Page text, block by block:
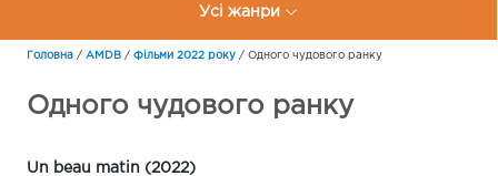
Усі жанри
Головна / AMDB / Фільми 2022 року / Одного чудового ранку
Одного чудового ранку
Un beau matin (2022)